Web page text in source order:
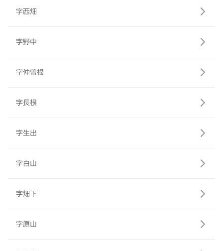
字西畑
字野中
字仲曽根
字長根
字生出
字白山
字畑下
字原山